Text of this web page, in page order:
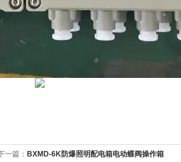
一篇： BXMD-6K防爆照明配电箱电动蝶阀操作箱